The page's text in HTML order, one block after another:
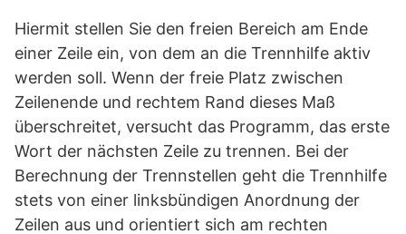
Hiermit stellen Sie den freien Bereich am Ende
einer Zeile ein, von dem an die Trennhilfe aktiv
werden soll. Wenn der freie Platz zwischen
Zeilenende und rechtem Rand dieses Maß
überschreitet, versucht das Programm, das erste
Wort der nächsten Zeile zu trennen. Bei der
Berechnung der Trennstellen geht die Trennhilfe
stets von einer linksbündigen Anordnung der
Zeilen aus und orientiert sich am rechten